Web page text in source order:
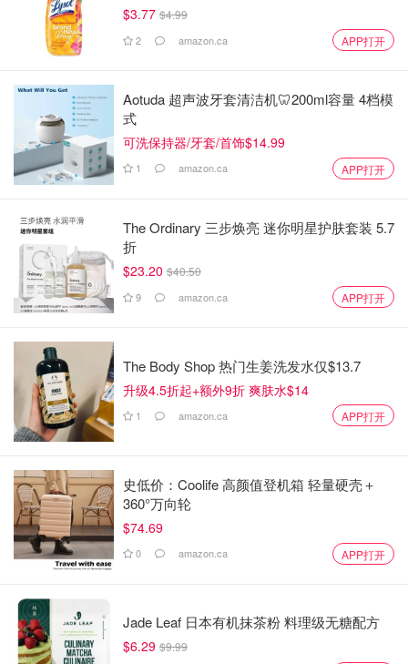
$3.77 $4.99
2 amazon.ca APP打开
Aotuda 超声波牙套清洁机🦷200ml容量 4档模
式
可洗保持器/牙套/首饰$14.99
1 amazon.ca APP打开
The Ordinary 三步焕亮 迷你明星护肤套装 5.7
折
$23.20 $40.50
9 amazon.ca APP打开
The Body Shop 热门生姜洗发水仅$13.7
升级4.5折起+额外9折 爽肤水$14
1 amazon.ca APP打开
史低价：Coolife 高颜值登机箱 轻量硬壳＋
360°万向轮
$74.69
0 amazon.ca APP打开
Jade Leaf 日本有机抹茶粉 料理级无糖配方
$6.29 $9.99